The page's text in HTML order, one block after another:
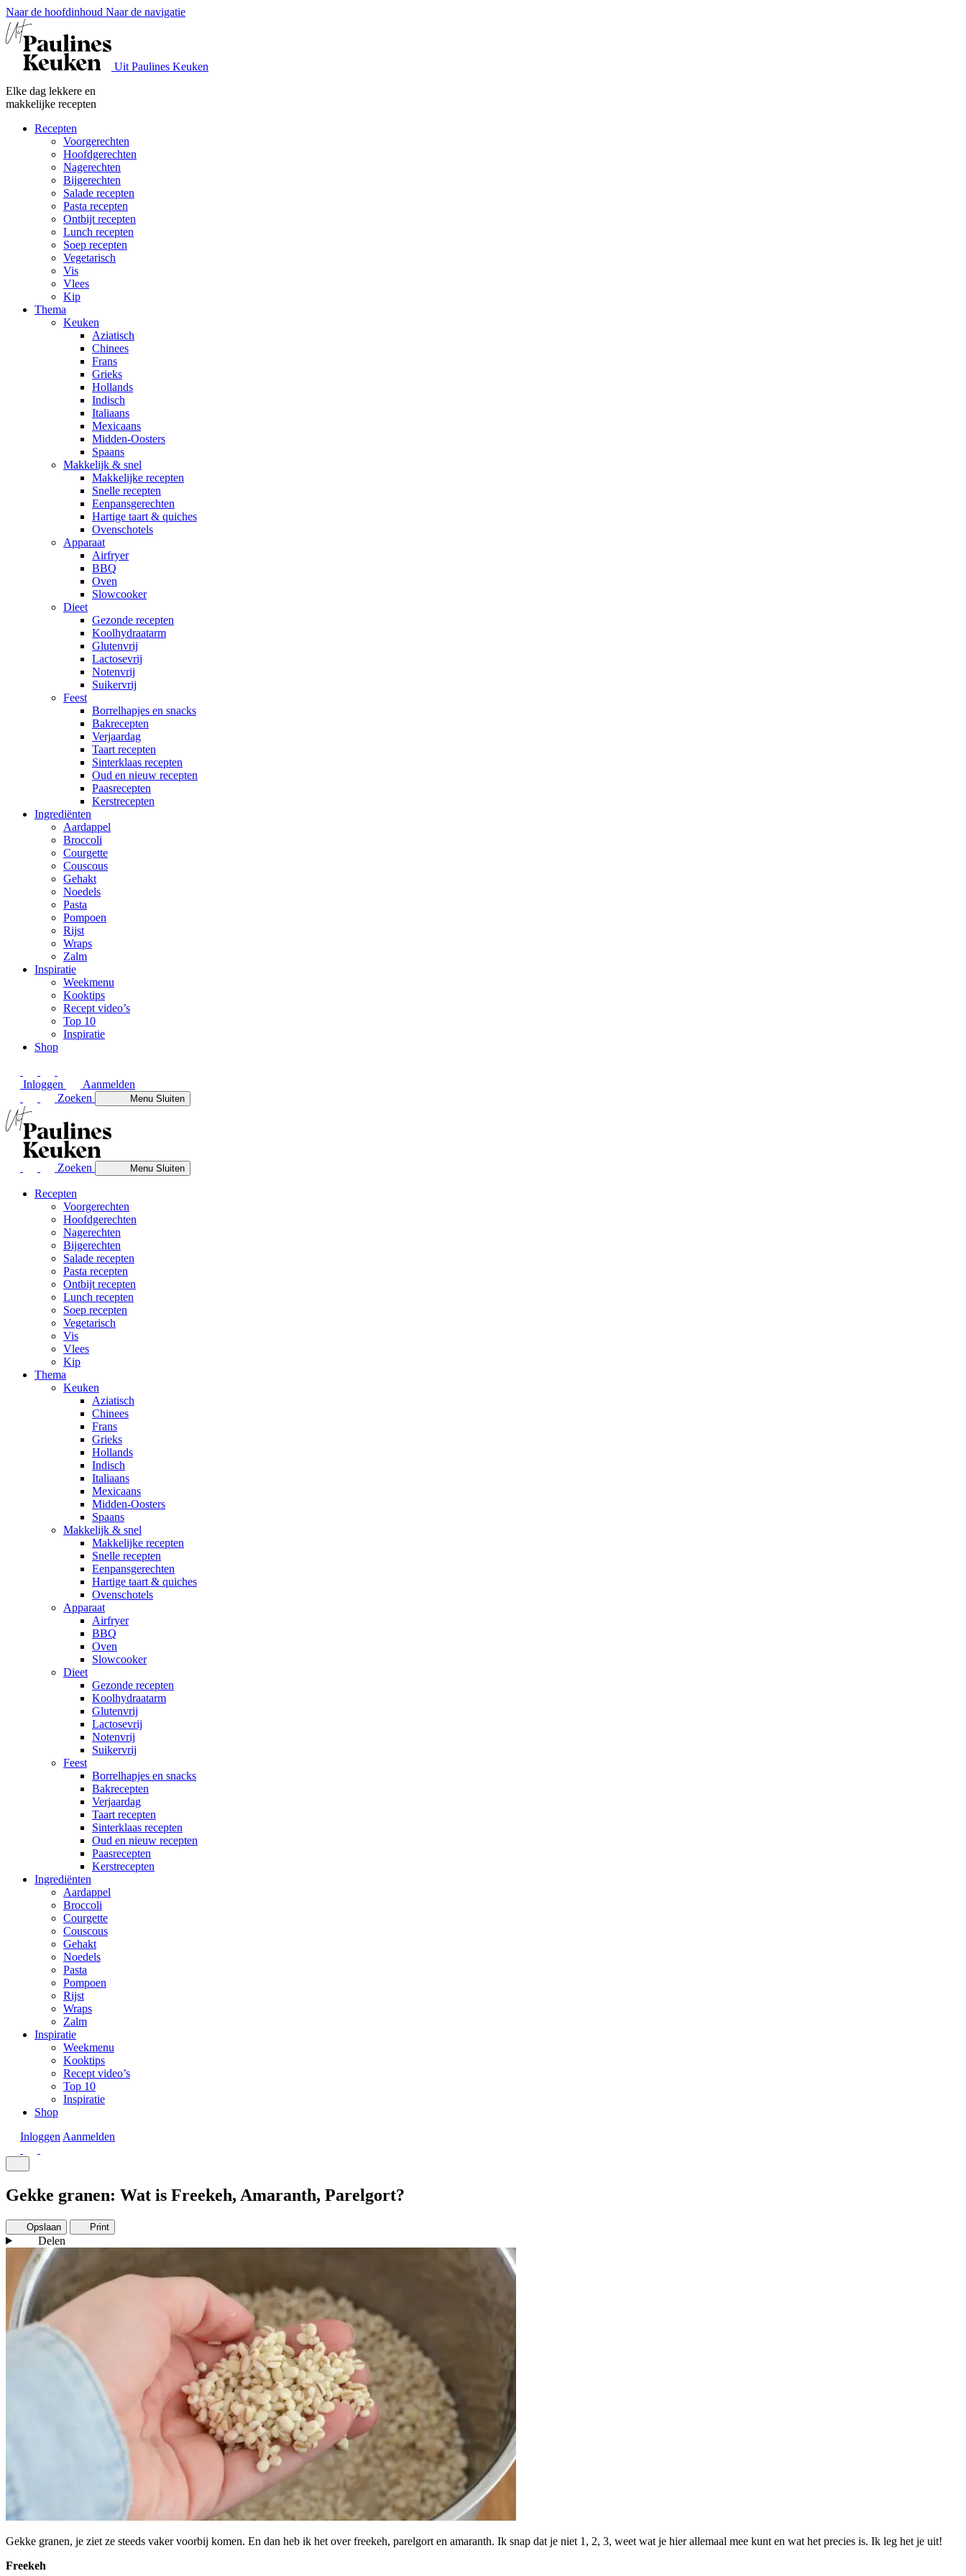
Naar de hoofdinhoud Naar de navigatie
Uit Paulines Keuken
Elke dag lekkere en
makkelijke recepten
Recepten
Voorgerechten
Hoofdgerechten
Nagerechten
Bijgerechten
Salade recepten
Pasta recepten
Ontbijt recepten
Lunch recepten
Soep recepten
Vegetarisch
Vis
Vlees
Kip
Thema
Keuken
Aziatisch
Chinees
Frans
Grieks
Hollands
Indisch
Italiaans
Mexicaans
Midden-Oosters
Spaans
Makkelijk & snel
Makkelijke recepten
Snelle recepten
Eenpansgerechten
Hartige taart & quiches
Ovenschotels
Apparaat
Airfryer
BBQ
Oven
Slowcooker
Dieet
Gezonde recepten
Koolhydraatarm
Glutenvrij
Lactosevrij
Notenvrij
Suikervrij
Feest
Borrelhapjes en snacks
Bakrecepten
Verjaardag
Taart recepten
Sinterklaas recepten
Oud en nieuw recepten
Paasrecepten
Kerstrecepten
Ingrediënten
Aardappel
Broccoli
Courgette
Couscous
Gehakt
Noedels
Pasta
Pompoen
Rijst
Wraps
Zalm
Inspiratie
Weekmenu
Kooktips
Recept video’s
Top 10
Inspiratie
Shop
Inloggen
Aanmelden
Zoeken
MenuSluiten
Zoeken MenuSluiten
Recepten
Voorgerechten
Hoofdgerechten
Nagerechten
Bijgerechten
Salade recepten
Pasta recepten
Ontbijt recepten
Lunch recepten
Soep recepten
Vegetarisch
Vis
Vlees
Kip
Thema
Keuken
Aziatisch
Chinees
Frans
Grieks
Hollands
Indisch
Italiaans
Mexicaans
Midden-Oosters
Spaans
Makkelijk & snel
Makkelijke recepten
Snelle recepten
Eenpansgerechten
Hartige taart & quiches
Ovenschotels
Apparaat
Airfryer
BBQ
Oven
Slowcooker
Dieet
Gezonde recepten
Koolhydraatarm
Glutenvrij
Lactosevrij
Notenvrij
Suikervrij
Feest
Borrelhapjes en snacks
Bakrecepten
Verjaardag
Taart recepten
Sinterklaas recepten
Oud en nieuw recepten
Paasrecepten
Kerstrecepten
Ingrediënten
Aardappel
Broccoli
Courgette
Couscous
Gehakt
Noedels
Pasta
Pompoen
Rijst
Wraps
Zalm
Inspiratie
Weekmenu
Kooktips
Recept video’s
Top 10
Inspiratie
Shop
Inloggen Aanmelden
Gekke granen: Wat is Freekeh, Amaranth, Parelgort?
Opslaan Print
Delen
Gekke granen, je ziet ze steeds vaker voorbij komen. En dan heb ik het over freekeh, parelgort en amaranth. Ik snap dat je niet 1, 2, 3, weet wat je hier allemaal mee kunt en wat het precies is. Ik leg het je uit!
Freekeh